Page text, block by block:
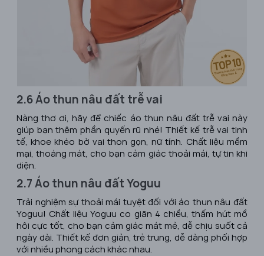
2.6 Áo thun nâu đất trễ vai
Nàng thơ ơi, hãy để chiếc áo thun nâu đất trễ vai này
giúp bạn thêm phần quyến rũ nhé! Thiết kế trễ vai tinh
tế, khoe khéo bờ vai thon gọn, nữ tính. Chất liệu mềm
mại, thoáng mát, cho bạn cảm giác thoải mái, tự tin khi
diện.
2.7 Áo thun nâu đất Yoguu
Trải nghiệm sự thoải mái tuyệt đối với áo thun nâu đất
Yoguu! Chất liệu Yoguu co giãn 4 chiều, thấm hút mồ
hôi cực tốt, cho bạn cảm giác mát mẻ, dễ chịu suốt cả
ngày dài. Thiết kế đơn giản, trẻ trung, dễ dàng phối hợp
với nhiều phong cách khác nhau.